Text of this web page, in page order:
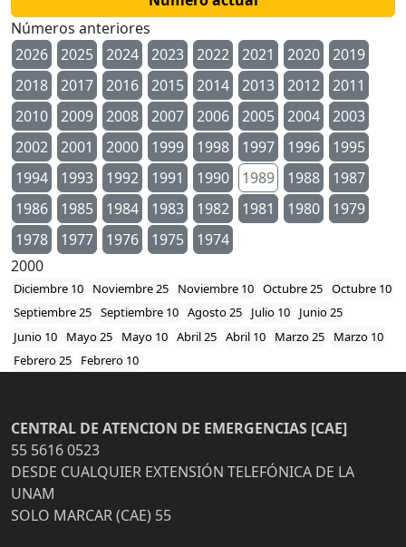
Números anteriores
2026
2025 2024 2023 2022 2021 2020
2019
2018
2017 2016 2015 2014 2013 2012
2011
2010
2009 2008 2007 2006 2005 2004
2003
2002
2001 2000 1999 1998 1997 1996
1995
1994
1993 1992 1991 1990 1989 1988
1987
1986
1985 1984 1983 1982 1981 1980
1979
1978
1977 1976 1975
1974
2000
Diciembre 10 Noviembre 25 Noviembre 10 Octubre 25 Octubre 10
Septiembre 25 Septiembre 10 Agosto 25 Julio 10
Junio 25
Junio 10
Mayo 25 Mayo 10 Abril 25 Abril 10 Marzo 25
Marzo 10
Febrero 25
Febrero 10
CENTRAL DE ATENCION DE EMERGENCIAS [CAE]
55 5616 0523
DESDE CUALQUIER EXTENSIÓN TELEFÓNICA DE LA
UNAM
SOLO MARCAR (CAE) 55